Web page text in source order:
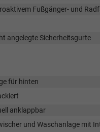
Fußgänger- und
angelegte Sicherheitsgurte
für hinten
anklappbar
und Waschanlage mit